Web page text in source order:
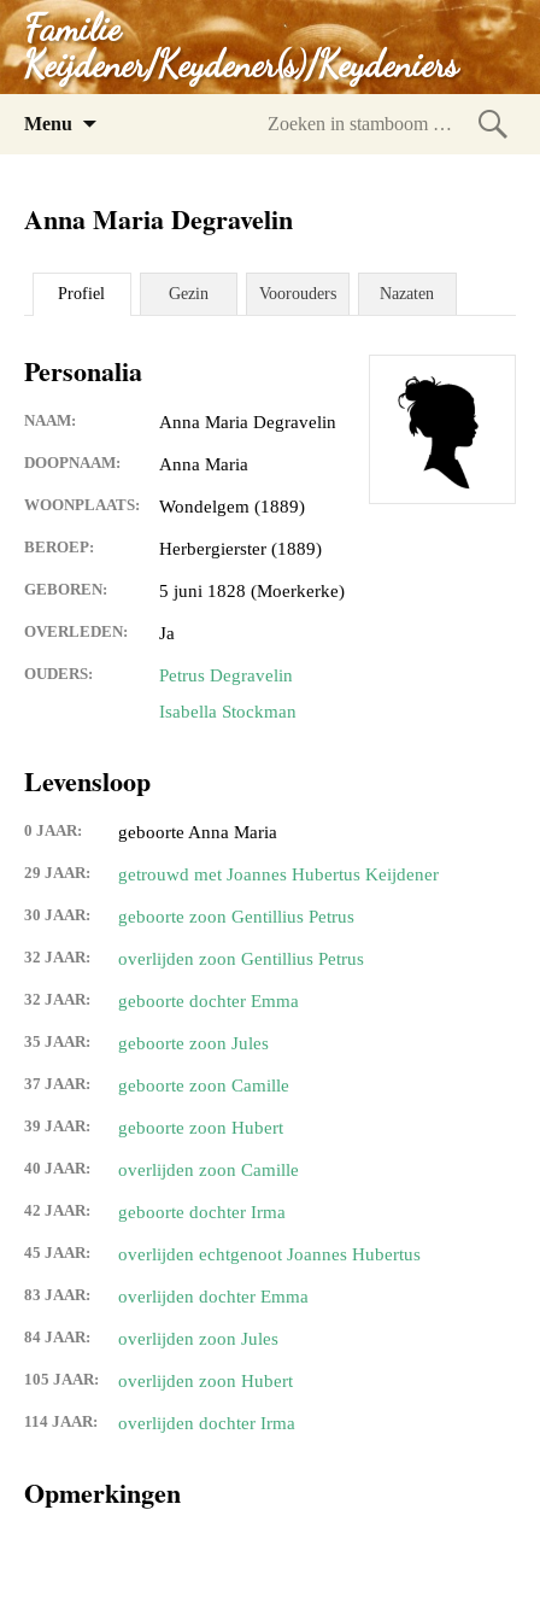
Familie
Keijdener/Keydener(s)/Keydeniers
Menu
Anna Maria Degravelin
Profiel Gezin Voorouders Nazaten
Personalia
NAAM: Anna Maria Degravelin
DOOPNAAM: Anna Maria
WOONPLAATS: Wondelgem (1889)
BEROEP: Herbergierster (1889)
GEBOREN: 5 juni 1828 (Moerkerke)
OVERLEDEN: Ja
OUDERS:
Petrus Degravelin
Isabella Stockman
Levensloop
0 JAAR: geboorte Anna Maria
29 JAAR: getrouwd met Joannes Hubertus Keijdener
30 JAAR: geboorte zoon Gentillius Petrus
32 JAAR: overlijden zoon Gentillius Petrus
32 JAAR: geboorte dochter Emma
35 JAAR: geboorte zoon Jules
37 JAAR: geboorte zoon Camille
39 JAAR: geboorte zoon Hubert
40 JAAR: overlijden zoon Camille
42 JAAR: geboorte dochter Irma
45 JAAR: overlijden echtgenoot Joannes Hubertus
83 JAAR: overlijden dochter Emma
84 JAAR: overlijden zoon Jules
105 JAAR: overlijden zoon Hubert
114 JAAR: overlijden dochter Irma
Opmerkingen